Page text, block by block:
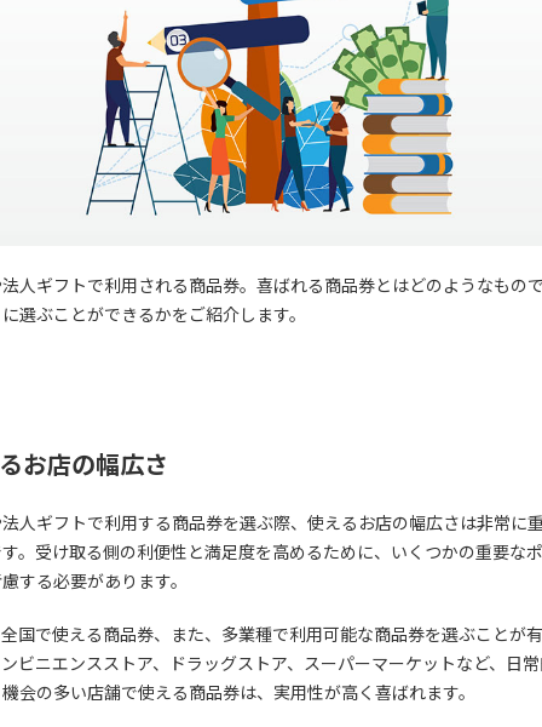
人ギフトで利用される商品券。喜ばれる商品券とはどのようなもの
選ぶことができるかをご紹介します。
お店の幅広さ
人ギフトで利用する商品券を選ぶ際、使えるお店の幅広さは非常に
。受け取る側の利便性と満足度を高めるために、いくつかの重要な
する必要があります。
国で使える商品券、また、多業種で利用可能な商品券を選ぶことが
ビニエンスストア、ドラッグストア、スーパーマーケットなど、日
会の多い店舗で使える商品券は、実用性が高く喜ばれます。